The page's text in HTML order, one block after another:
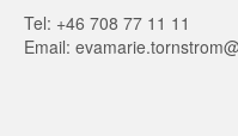
Tel: +46 708 77 11 11
Email: